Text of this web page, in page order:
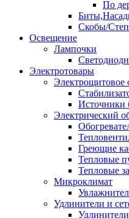
По
Скобы/
Освещение
Лампочки
Электротовары
Электрощитовое
Источники
Электрический
Греющие
Тепловые
Тепловые
Микроклимат
Удлинители и
Удлинители